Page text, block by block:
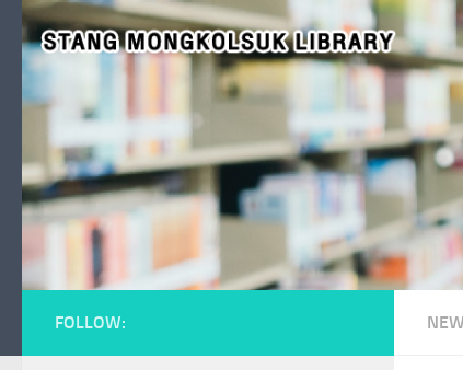
Skip to content
FOLLOW: